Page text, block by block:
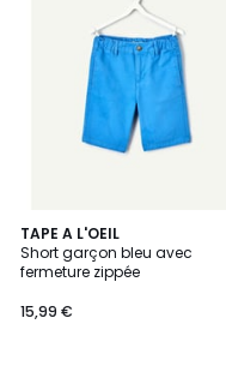
TAPE A L'OEIL
Short garçon bleu avec
fermeture zippée
15,99 €